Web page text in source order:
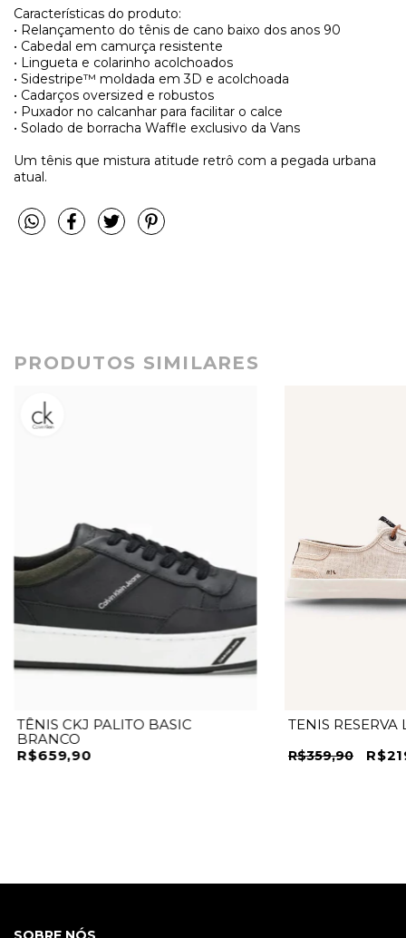
Características do produto:
• Relançamento do tênis de cano baixo dos anos 90
• Cabedal em camurça resistente
• Lingueta e colarinho acolchoados
• Sidestripe™ moldada em 3D e acolchoada
• Cadarços oversized e robustos
• Puxador no calcanhar para facilitar o calce
• Solado de borracha Waffle exclusivo da Vans
Um tênis que mistura atitude retrô com a pegada urbana
atual.
PRODUTOS SIMILARES
TÊNIS CKJ PALITO BASIC
BRANCO
R$659,90
TENIS RESERVA
R$359,90